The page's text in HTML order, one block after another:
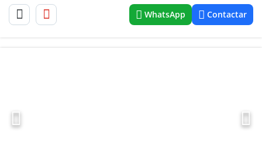
WhatsApp Contactar